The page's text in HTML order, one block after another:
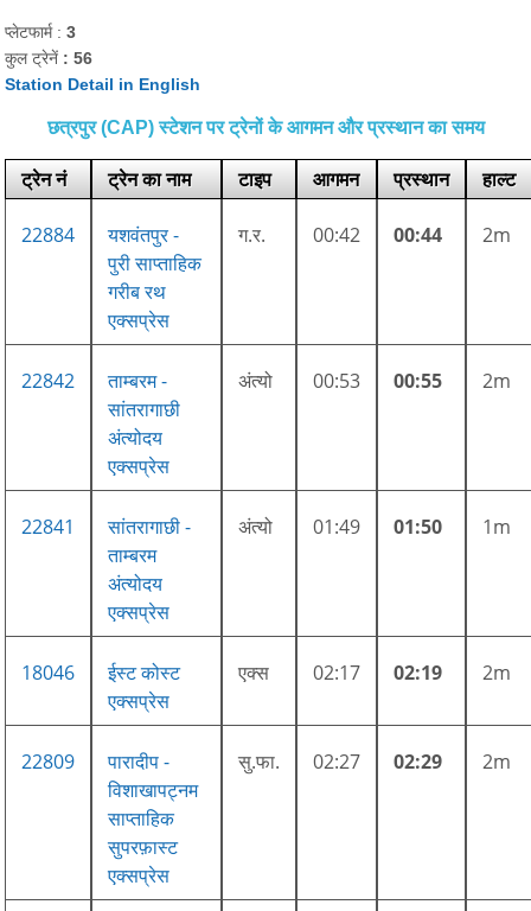
प्लेटफार्म :3
कुल ट्रेनें : 56
Station Detail in English
छत्रपुर (CAP) स्टेशन पर ट्रेनों के आगमन और प्रस्थान का समय
ट्रेन नं ट्रेन का नाम टाइप आगमन प्रस्थान हाल्ट
22884
यशवंतपुर -
पुरी साप्ताहिक
गरीब रथ
एक्सप्रेस
ग.र. 00:42 00:44 2m
22842
ताम्बरम -
सांतरागाछी
अंत्योदय
एक्सप्रेस
अंत्यो 00:53 00:55 2m
22841
सांतरागाछी -
ताम्बरम
अंत्योदय
एक्सप्रेस
अंत्यो 01:49 01:50 1m
18046
ईस्ट कोस्ट
एक्सप्रेस
एक्स 02:17 02:19 2m
22809
पारादीप -
विशाखापट्नम
साप्ताहिक
सुपरफ़ास्ट
एक्सप्रेस
सु.फा. 02:27 02:29 2m